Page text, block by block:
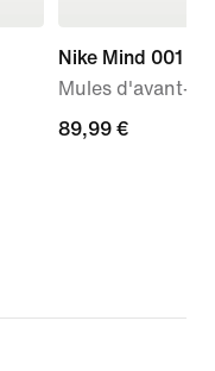
Nike Mind 001
Mules d'avant-
89,99 €
89,99 €